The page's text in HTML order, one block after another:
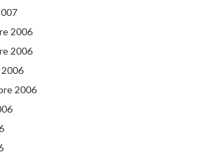
2006
2006
2006